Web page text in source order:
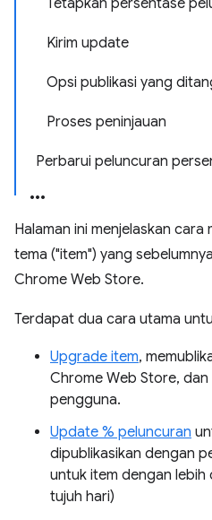
Tetapkan persentase
Kirim update
Opsi publikasi yang
Proses peninjauan
Perbarui peluncuran
Halaman ini menjelaskan
tema ("item") yang
Chrome Web Store.
Terdapat dua cara utama
Upgrade item,
Chrome Web Store,
pengguna.
Update % peluncuran
dipublikasikan dengan
untuk item dengan
tujuh hari)